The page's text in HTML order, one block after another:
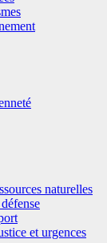
naturelles
et urgences